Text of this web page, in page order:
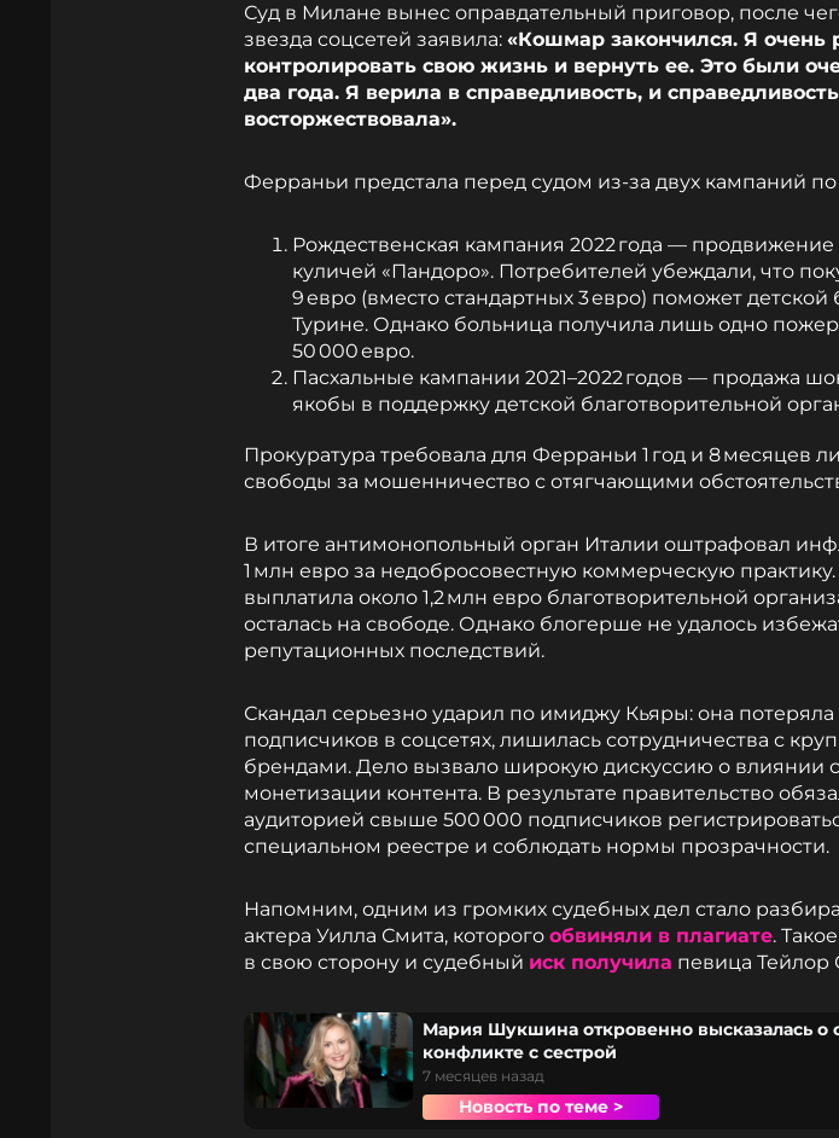
Суд в Милане вынес оправдательный приговор, после
звезда соцсетей заявила: «Кошмар закончился. Я очень
контролировать свою жизнь и вернуть ее. Это были
два года. Я верила в справедливость, и справедливость
восторжествовала».
Ферраньи предстала перед судом из‑за двух кампаний по
Рождественская кампания 2022 года —
куличей «Пандоро». Потребителей убеждали, что
9 евро (вместо стандартных 3 евро) поможет детской
Турине. Однако больница получила лишь одно
50 000 евро.
Пасхальные кампании 2021–2022 годов — продажа
якобы в поддержку детской благотворительной
Прокуратура требовала для Ферраньи 1 год и 8 месяцев
свободы за мошенничество с отягчающими
В итоге антимонопольный орган Италии оштрафовал
1 млн евро за недобросовестную коммерческую
выплатила около 1,2 млн евро благотворительной
осталась на свободе. Однако блогерше не удалось
репутационных последствий.
Скандал серьезно ударил по имиджу Кьяры: она потеряла
подписчиков в соцсетях, лишилась сотрудничества с
брендами. Дело вызвало широкую дискуссию о влиянии
монетизации контента. В результате правительство
аудиторией свыше 500 000 подписчиков
специальном реестре и соблюдать нормы прозрачности.
Напомним, одним из громких судебных дел стало
актера Уилла Смита, которого обвиняли в плагиате.
в свою сторону и судебный иск получила певица Тейлор
Мария Шукшина откровенно высказалась о
конфликте с сестрой
7 месяцев назад
Новость по теме >